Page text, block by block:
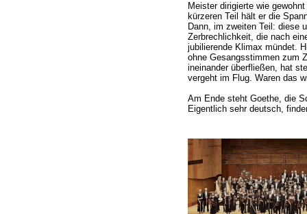
Meister dirigierte wie
kürzeren Teil hält er die
Dann, im zweiten Teil: diese
Zerbrechlichkeit, die nach
jubilierende Klimax mündet.
ohne Gesangsstimmen zum
ineinander überfließen, hat
vergeht im Flug. Waren das
Am Ende steht Goethe, die
Eigentlich sehr deutsch,